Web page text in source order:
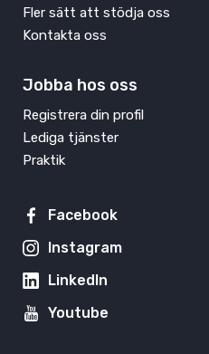
Fler sätt att stödja oss
Kontakta oss
Jobba hos oss
Registrera din profil
Lediga tjänster
Praktik
Facebook
Instagram
LinkedIn
Youtube